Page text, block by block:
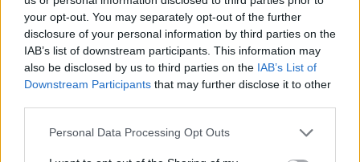
your opt-out. You may separately opt-out of the further
disclosure of your personal information by third parties on the
IAB’s list of downstream participants. This information may
also be disclosed by us to third parties on the IAB’s List of
Downstream Participants that may further disclose it to other
Personal Data Processing Opt Outs
Βαλεντίνη Παπαδάκη.